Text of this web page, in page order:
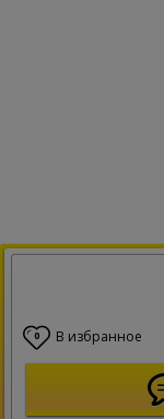
0 В избранное